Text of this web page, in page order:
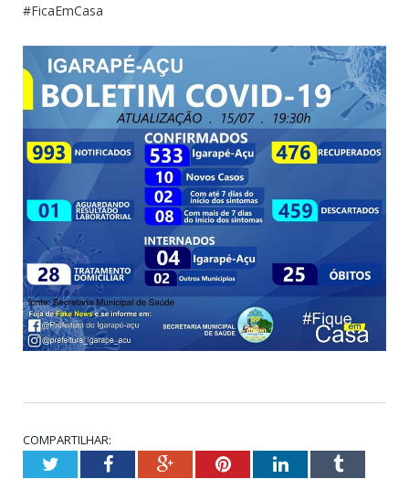
#FicaEmCasa
COMPARTILHAR:
TwitterFacebookGoogle+PinterestLinkedInTumblr